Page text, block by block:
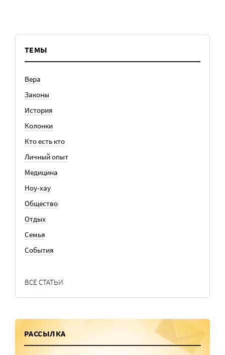
ТЕМЫ
Вера
Законы
История
Колонки
Кто есть кто
Личный опыт
Медицина
Ноу-хау
Общество
Отдых
Семья
События
ВСЕ СТАТЬИ
РАССЫЛКА